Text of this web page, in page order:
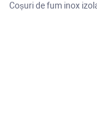
Coșuri de fum inox